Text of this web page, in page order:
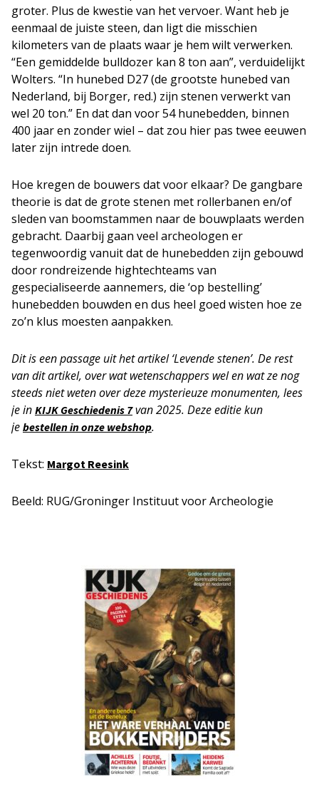
groter. Plus de kwestie van het vervoer. Want heb je
eenmaal de juiste steen, dan ligt die misschien
kilometers van de plaats waar je hem wilt verwerken.
“Een gemiddelde bulldozer kan 8 ton aan”, verduidelijkt
Wolters. “In hunebed D27 (de grootste hunebed van
Nederland, bij Borger, red.) zijn stenen verwerkt van
wel 20 ton.” En dat dan voor 54 hunebedden, binnen
400 jaar en zonder wiel – dat zou hier pas twee eeuwen
later zijn intrede doen.
Hoe kregen de bouwers dat voor elkaar? De gangbare
theorie is dat de grote stenen met rollerbanen en/of
sleden van boomstammen naar de bouwplaats werden
gebracht. Daarbij gaan veel archeologen er
tegenwoordig vanuit dat de hunebedden zijn gebouwd
door rondreizende hightechteams van
gespecialiseerde aannemers, die ‘op bestelling’
hunebedden bouwden en dus heel goed wisten hoe ze
zo’n klus moesten aanpakken.
Dit is een passage uit het artikel ‘Levende stenen’. De rest
van dit artikel, over wat wetenschappers wel en wat ze nog
steeds niet weten over deze mysterieuze monumenten, lees
je in KIJK Geschiedenis 7van 2025. Deze editie kun
je bestellen in onze webshop.
Tekst: Margot Reesink
Beeld: RUG/Groninger Instituut voor Archeologie